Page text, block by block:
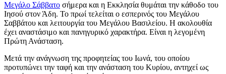
Μεγάλο Σάββατο σήμερα και η Εκκλησία θυμάται την κάθοδο του
Ιησού στον Άδη. Το πρωί τελείται ο εσπερινός του Μεγάλου
Σαββάτου και λειτουργία του Μεγάλου Βασιλείου. Η ακολουθία
έχει αναστάσιμο και πανηγυρικό χαρακτήρα. Είναι η λεγομένη
Πρώτη Ανάσταση.
Μετά την ανάγνωση της προφητείας του Ιωνά, του οποίου
προτυπώνει την ταφή και την ανάσταση του Κυρίου, αντηχεί ως